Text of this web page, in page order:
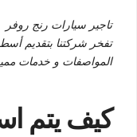
تاجير سيارات رنج روفر
تفخر شركتنا بتقديم
المواصفات و خدمات مميزة
كيف يتم